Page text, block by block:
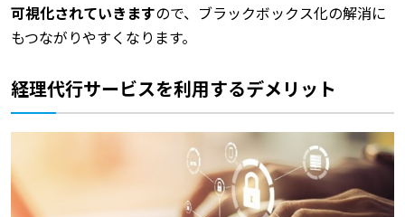
可視化されていきますので、ブラックボックス化の解消に
もつながりやすくなります。
経理代行サービスを利用するデメリット